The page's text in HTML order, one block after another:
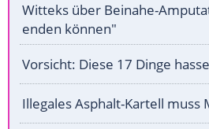
Witteks über Beinahe-
enden können"
Vorsicht: Diese 17 Dinge
Illegales Asphalt-Kartell muss